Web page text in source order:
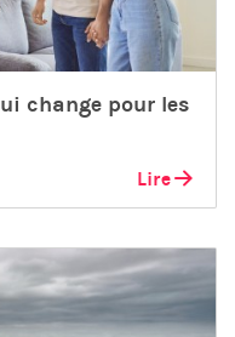
change pour les
Lire